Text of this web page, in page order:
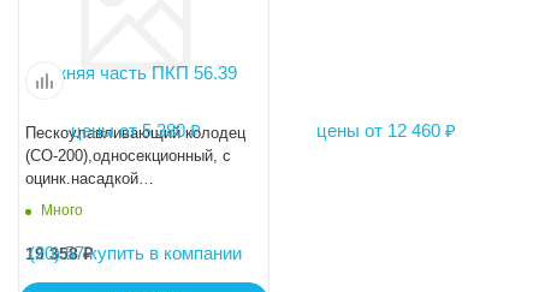
Пескоулавливающий колодец
(СО-200),односекционный, с
оцинк.насадкой
ПКП50.34(20).73(68,8)-BGZ-V
Много
19 358₽